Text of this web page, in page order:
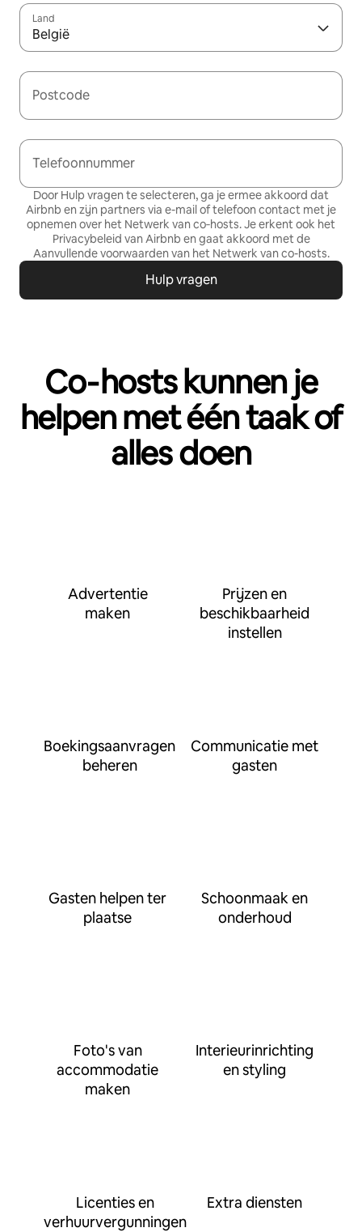
Land
België
Postcode
Telefoonnummer
Door Hulp vragen te selecteren, ga je ermee akkoord dat
Airbnb en zijn partners via e-mail of telefoon contact met je
opnemen over het Netwerk van co‑hosts. Je erkent ook het
Privacybeleid van Airbnb en gaat akkoord met de
Aanvullende voorwaarden van het Netwerk van co-hosts.
Hulp vragen
Co‑hosts kunnen je
helpen met één taak of
alles doen
Advertentie
maken
Prijzen en
beschikbaarheid
instellen
Boekingsaanvragen
beheren
Communicatie met
gasten
Gasten helpen ter
plaatse
Schoonmaak en
onderhoud
Foto's van
accommodatie
maken
Interieurinrichting
en styling
Licenties en
verhuurvergunningen
Extra diensten